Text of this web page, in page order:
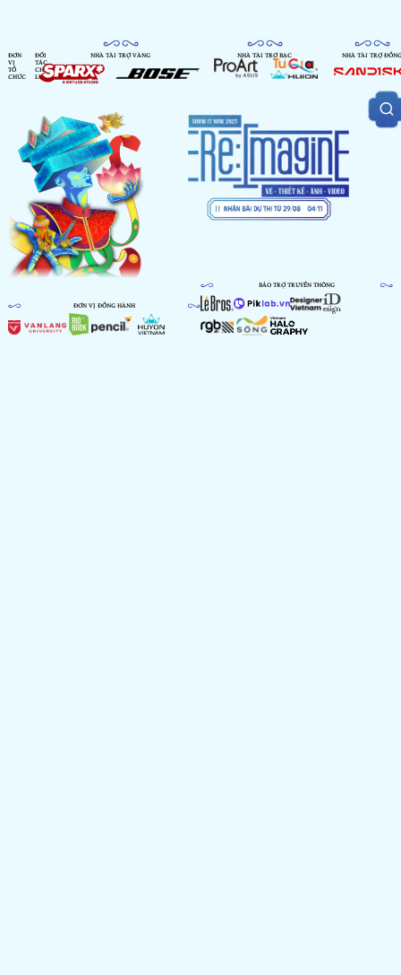
ĐƠN
VỊ
TỔ
CHỨC
ĐỐI
TÁC
CHIẾN
LƯỢC
NHÀ TÀI TRỢ VÀNG NHÀ TÀI TRỢ BẠC NHÀ TÀI TRỢ ĐỒNG
ĐƠN VỊ ĐỒNG HÀNH
BẢO TRỢ TRUYỀN THÔNG